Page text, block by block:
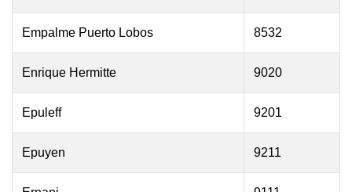
Empalme Puerto Lobos 8532
Enrique Hermitte 9020
Epuleff 9201
Epuyen 9211